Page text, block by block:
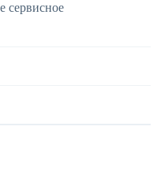
сервисное